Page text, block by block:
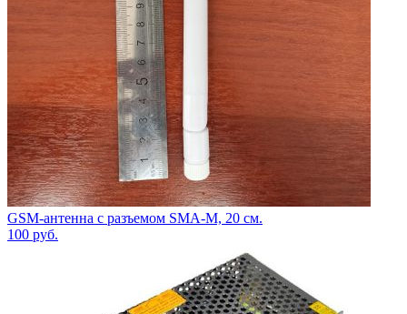
GSM-антенна с разъемом SMA-M, 20 см.
100 руб.